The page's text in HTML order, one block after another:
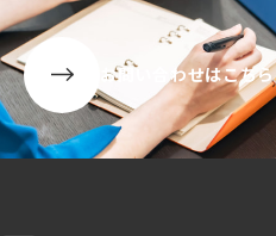
お問い合わせはこちら